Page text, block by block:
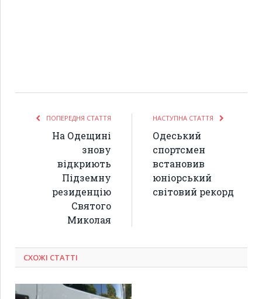
ПОПЕРЕДНЯ СТАТТЯ
На Одещині
знову
відкриють
Підземну
резиденцію
Святого
Миколая
НАСТУПНА СТАТТЯ
Одеський
спортсмен
встановив
юніорський
світовий рекорд
СХОЖІ СТАТТІ